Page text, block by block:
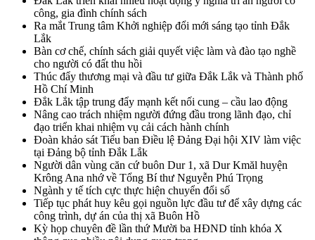
công, gia đình chính sách
Ra mắt Trung tâm Khởi nghiệp đổi mới sáng tạo tỉnh Đắk
Lắk
Bàn cơ chế, chính sách giải quyết việc làm và đào tạo nghề
cho người có đất thu hồi
Thúc đẩy thương mại và đầu tư giữa Đắk Lắk và Thành phố
Hồ Chí Minh
Đắk Lắk tập trung đẩy mạnh kết nối cung – cầu lao động
Nâng cao trách nhiệm người đứng đầu trong lãnh đạo, chỉ
đạo triển khai nhiệm vụ cải cách hành chính
Đoàn khảo sát Tiểu ban Điều lệ Đảng Đại hội XIV làm việc
tại Đảng bộ tỉnh Đắk Lắk
Người dân vùng căn cứ buôn Dur 1, xã Dur Kmăl huyện
Krông Ana nhớ về Tổng Bí thư Nguyễn Phú Trọng
Ngành y tế tích cực thực hiện chuyển đổi số
Tiếp tục phát huy kêu gọi nguồn lực đầu tư để xây dựng các
công trình, dự án của thị xã Buôn Hồ
Kỳ họp chuyên đề lần thứ Mười ba HĐND tỉnh khóa X